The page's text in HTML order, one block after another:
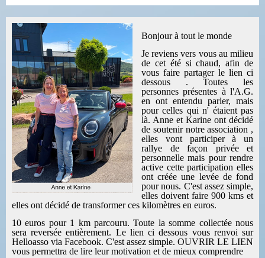
Bonjour à tout le monde
Je reviens vers vous au milieu
de cet été si chaud, afin de
vous faire partager le lien ci
dessous .Toutes les
personnes présentes à l'A.G.
en ont entendu parler, mais
pour celles qui n' étaient pas
là. Anne et Karine ont décidé
de soutenir notre association ,
elles vont participer à un
rallye de façon privée et
personnelle mais pour rendre
active cette participation elles
ont créée une levée de fond
pour nous. C'est assez simple,
elles doivent faire 900 kms et
elles ont décidé de transformer ces kilomètres en euros.
10 euros pour 1 km parcouru.Toute la somme collectée nous
sera reversée entièrement. Le lien ci dessous vous renvoi sur
Helloasso via Facebook. C'est assez simple. OUVRIR LE LIEN
vous permettra de lire leur motivation et de mieux comprendre